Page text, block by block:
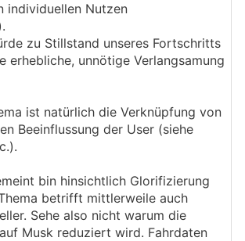
individuellen Nutzen
zu Stillstand unseres Fortschritts
erhebliche, unnötige Verlangsamung
ist natürlich die Verknüpfung von
Beeinflussung der User (siehe
bin hinsichtlich Glorifizierung
betrifft mittlerweile auch
Sehe also nicht warum die
Musk reduziert wird. Fahrdaten